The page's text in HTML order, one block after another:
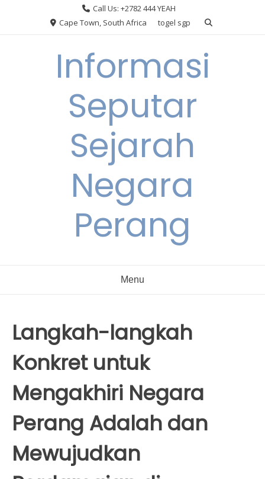
Call Us: +2782 444 YEAH
Cape Town, South Africa
togel sgp
Informasi
Seputar
Sejarah
Negara
Perang
Menu
Langkah-langkah
Konkret untuk
Mengakhiri Negara
Perang Adalah dan
Mewujudkan